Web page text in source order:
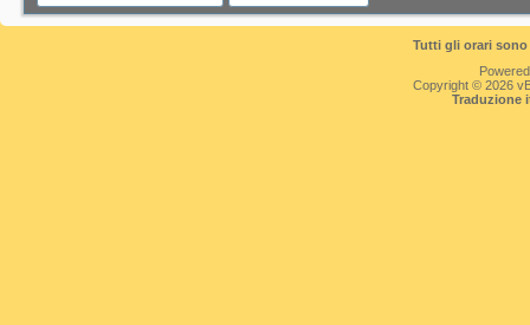
Tutti gli orari
Copyright © 2026
Traduzione